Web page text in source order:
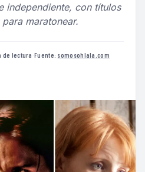
independiente, con títulos
maratonear.
de lectura ·Fuente: somosohlala.com